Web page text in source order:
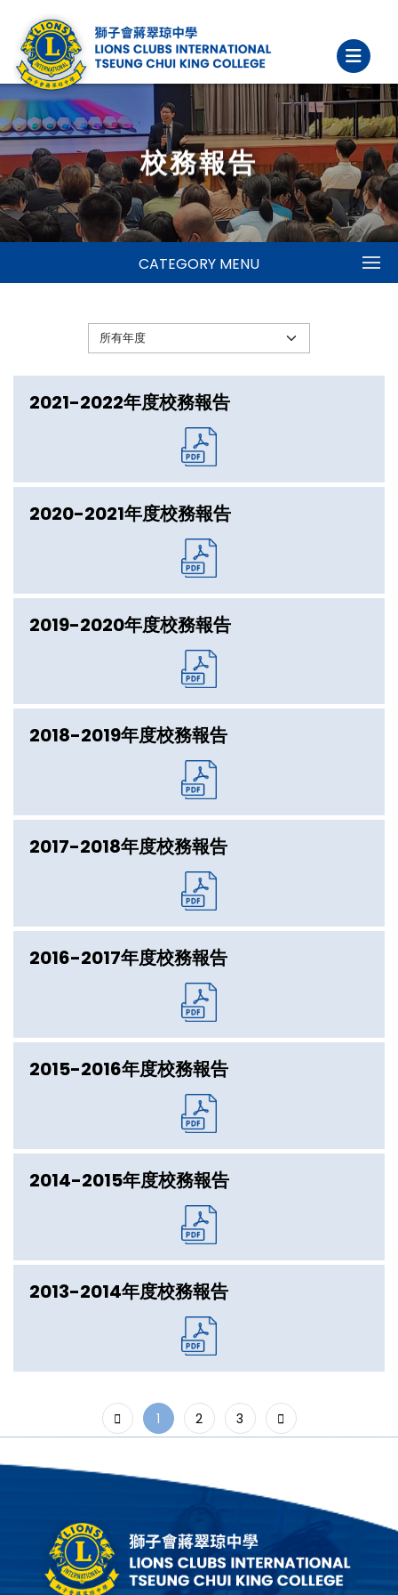
校務報告
CATEGORY MENU
2021-2022年度校務報告
2020-2021年度校務報告
2019-2020年度校務報告
2018-2019年度校務報告
2017-2018年度校務報告
2016-2017年度校務報告
2015-2016年度校務報告
2014-2015年度校務報告
2013-2014年度校務報告
1 2 3